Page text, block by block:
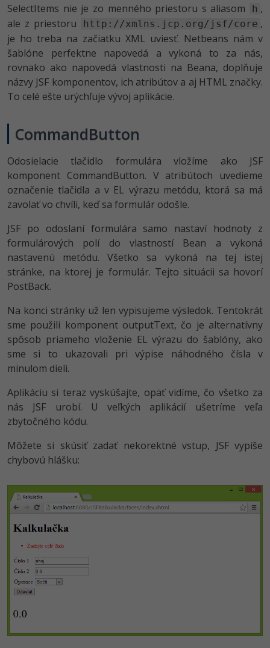
SelectItems nie je zo menného priestoru s aliasom h ,
ale z priestoru
http://xmlns.jcp.org/jsf/core ,
je ho treba na začiatku XML uviesť. Netbeans nám v
šablóne perfektne napovedá a vykoná to za nás,
rovnako ako napovedá vlastnosti na Beana, doplňuje
názvy JSF komponentov, ich atribútov a aj HTML značky.
To celé ešte urýchľuje vývoj aplikácie.
CommandButton
Odosielacie tlačidlo formulára vložíme ako JSF
komponent CommandButton. V atribútoch uvedieme
označenie tlačidla a v EL výrazu metódu, ktorá sa má
zavolať vo chvíli, keď sa formulár odošle.
JSF po odoslaní formulára samo nastaví hodnoty z
formulárových polí do vlastností Bean a vykoná
nastavenú metódu. Všetko sa vykoná na tej istej
stránke, na ktorej je formulár. Tejto situácii sa hovorí
PostBack.
Na konci stránky už len vypisujeme výsledok. Tentokrát
sme použili komponent outputText, čo je alternatívny
spôsob priameho vloženie EL výrazu do šablóny, ako
sme si to ukazovali pri výpise náhodného čísla v
minulom dieli.
Aplikáciu si teraz vyskúšajte, opäť vidíme, čo všetko za
nás JSF urobí. U veľkých aplikácií ušetríme veľa
zbytočného kódu.
Môžete si skúsiť zadať nekorektné vstup, JSF vypíše
chybovú hlášku: